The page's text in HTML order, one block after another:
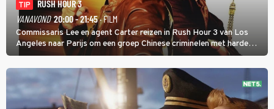
TIP
RUSH HOUR 3
VANAVOND 20:00 - 21:45· FILM
Commissaris Lee en agent Carter reizen in Rush Hour 3 van Los
Angeles naar Parijs om een groep Chinese criminelen met harde
hand aan te pakken.